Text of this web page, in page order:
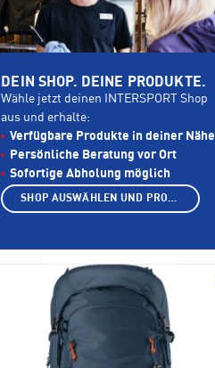
DEIN SHOP. DEINE PRODUKTE.
Wähle jetzt deinen INTERSPORT Shop
aus und erhalte:
Verfügbare Produkte in deiner Nähe
Persönliche Beratung vor Ort
Sofortige Abholung möglich
SHOP AUSWÄHLEN UND PRODUKTE ANZEIGEN